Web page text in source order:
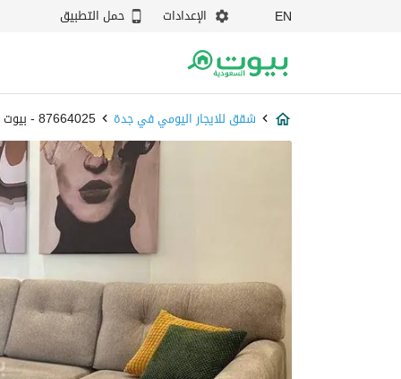
EN الإعدادات حمل التطبيق
شقق للايجار اليومي في جدة 87664025 - بيوت